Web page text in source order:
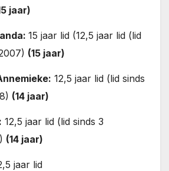
jaar)
15 jaar lid (12,5 jaar lid (lid
(15 jaar)
12,5 jaar lid (lid sinds
(14 jaar)
12,5 jaar lid (lid sinds 3
(14 jaar)
jaar lid